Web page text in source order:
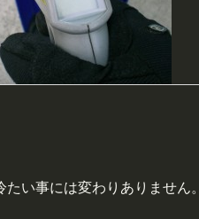
い事には変わりありません。